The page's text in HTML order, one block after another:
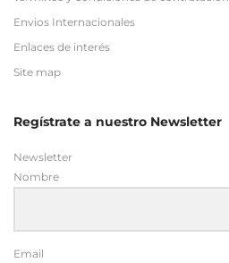
Envios Internacionales
Enlaces de interés
Site map
Regístrate a nuestro Newsletter
Newsletter
Nombre
Email